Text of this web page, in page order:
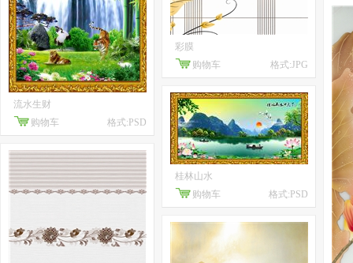
流水生财
购物车
格式:PSD
彩膜
购物车
格式:JPG
桂林山水
购物车
格式:PSD